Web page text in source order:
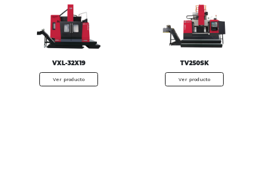
VXL-32X19
Ver producto
TV250SK
Ver producto